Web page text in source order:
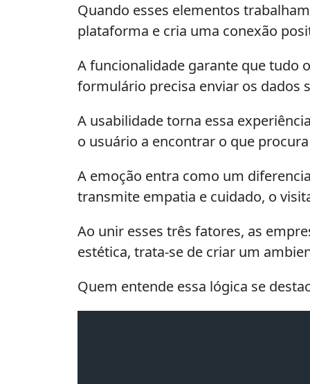
Quando esses elementos
plataforma e cria uma conexão
A funcionalidade garante que tudo
formulário precisa enviar os dados
A usabilidade torna essa
o usuário a encontrar o que
A emoção entra como um
transmite empatia e cuidado, o
Ao unir esses três fatores, as
estética, trata-se de criar um
Quem entende essa lógica se